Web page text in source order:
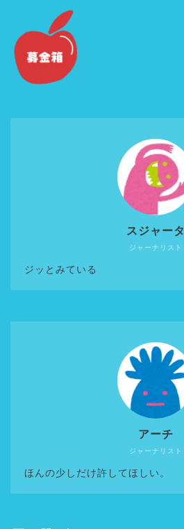
ジャーナリスト
スジャータ
ジッとみている
ジャーナリスト
アーチ
ほんの少しだけ許してほしい。